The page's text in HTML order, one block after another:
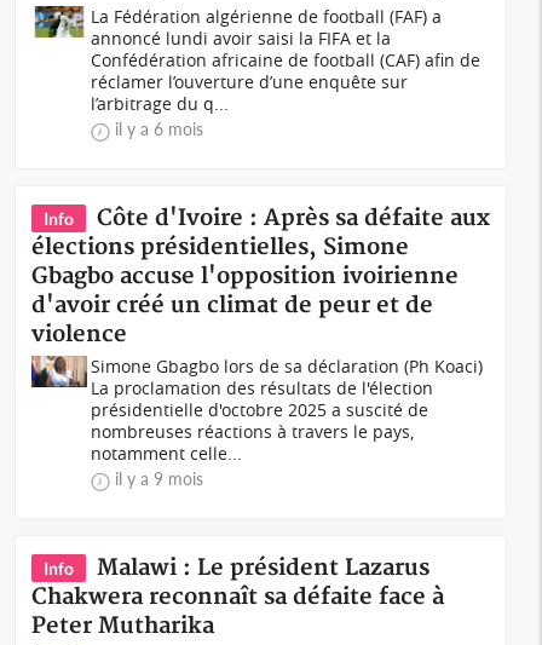
La Fédération algérienne de football (FAF) a
annoncé lundi avoir saisi la FIFA et la
Confédération africaine de football (CAF) afin de
réclamer l’ouverture d’une enquête sur
l’arbitrage du q...
il y a 6 mois
Info
Côte d'Ivoire : Après sa défaite aux
élections présidentielles, Simone
Gbagbo accuse l'opposition ivoirienne
d'avoir créé un climat de peur et de
violence
Simone Gbagbo lors de sa déclaration (Ph Koaci)
La proclamation des résultats de l'élection
présidentielle d'octobre 2025 a suscité de
nombreuses réactions à travers le pays,
notamment celle...
il y a 9 mois
Info
Malawi : Le président Lazarus
Chakwera reconnaît sa défaite face à
Peter Mutharika